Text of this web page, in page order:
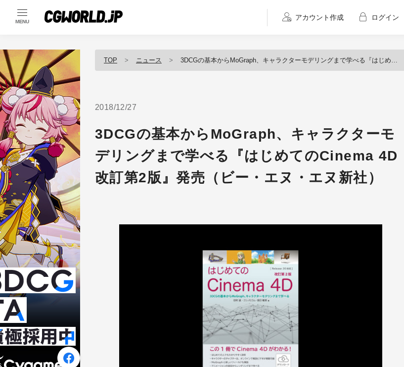
MENU
アカウント作成 ログイン
TOP ニュース 3DCGの基本からMoGraph、キャラクターモデリングまで学べる『はじめてのCinema 4D 改訂第2版』発売（ビー・エヌ・エヌ新社）
2018/12/27
3DCGの基本からMoGraph、キャラクターモ
デリングまで学べる『はじめてのCinema 4D
改訂第2版』発売（ビー・エヌ・エヌ新社）